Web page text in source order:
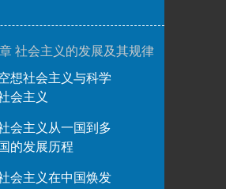
社会主义的发展及其规律
想社会主义与科学
会主义
会主义从一国到多
国的发展历程
会主义在中国焕发